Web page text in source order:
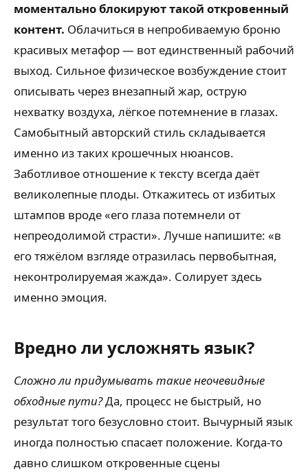
моментально блокируют такой откровенный
контент. Облачиться в непробиваемую броню
красивых метафор — вот единственный рабочий
выход. Сильное физическое возбуждение стоит
описывать через внезапный жар, острую
нехватку воздуха, лёгкое потемнение в глазах.
Самобытный авторский стиль складывается
именно из таких крошечных нюансов.
Заботливое отношение к тексту всегда даёт
великолепные плоды. Откажитесь от избитых
штампов вроде «его глаза потемнели от
непреодолимой страсти». Лучше напишите: «в
его тяжёлом взгляде отразилась первобытная,
неконтролируемая жажда». Солирует здесь
именно эмоция.
Вредно ли усложнять язык?
Сложно ли придумывать такие неочевидные
обходные пути?Да, процесс не быстрый, но
результат того безусловно стоит. Вычурный язык
иногда полностью спасает положение. Когда-то
давно слишком откровенные сцены